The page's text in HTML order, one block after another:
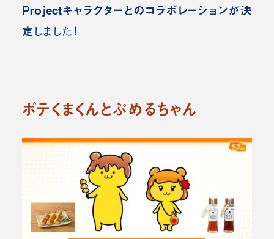
Projectキャラクターとのコラボレーションが決
定 しました！
ポテくまくんとぷめるちゃん